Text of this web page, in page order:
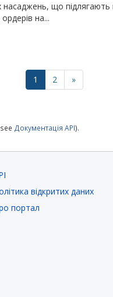
що підлягають
на...
1 2 »
Документація API).
відкритих даних
портал